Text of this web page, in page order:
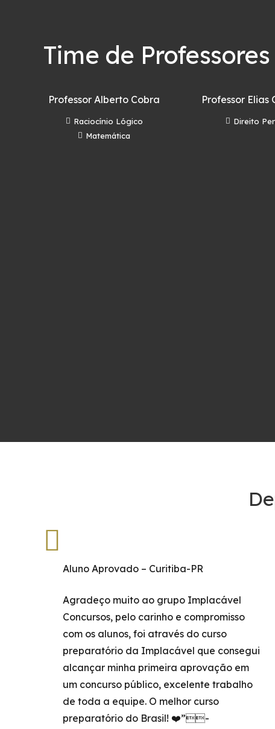
Time de Professores
Professor Alberto Cobra
Raciocínio Lógico
Matemática
Professor Elias
Direito
Aluno Aprovado – Curitiba-PR
Agradeço muito ao grupo Implacável
Concursos, pelo carinho e compromisso
com os alunos, foi através do curso
preparatório da Implacável que consegui
alcançar minha primeira aprovação em
um concurso público, excelente trabalho
de toda a equipe. O melhor curso
preparatório do Brasil! ❤️”-